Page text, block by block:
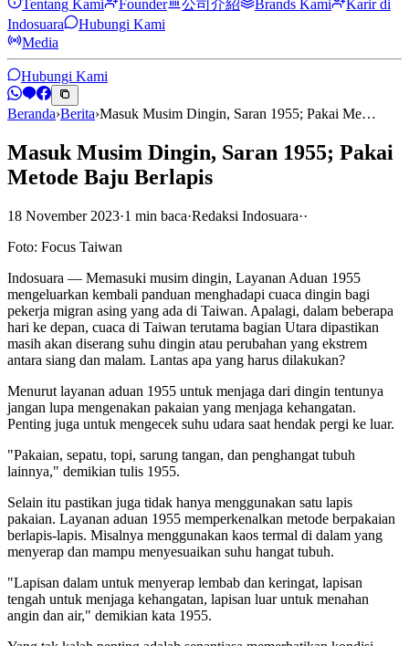
Tentang Kami Founder 公司介紹 Brands Kami
Karir di
Indosuara
Hubungi Kami
Media
Hubungi Kami
Beranda›Berita›Masuk Musim Dingin, Saran 1955; Pakai Me…
Masuk Musim Dingin, Saran 1955; Pakai
Metode Baju Berlapis
18 November 2023·1 min baca·Redaksi Indosuara··
Foto: Focus Taiwan
Indosuara — Memasuki musim dingin, Layanan Aduan 1955
mengeluarkan kembali panduan menghadapi cuaca dingin bagi
pekerja migran asing yang ada di Taiwan. Apalagi, dalam beberapa
hari ke depan, cuaca di Taiwan terutama bagian Utara dipastikan
masih akan diserang suhu dingin atau perubahan yang ekstrem
antara siang dan malam. Lantas apa yang harus dilakukan?
Menurut layanan aduan 1955 untuk menjaga dari dingin tentunya
jangan lupa mengenakan pakaian yang menjaga kehangatan.
Penting juga untuk mengecek suhu udara saat hendak pergi ke luar.
"Pakaian, sepatu, topi, sarung tangan, dan penghangat tubuh
lainnya," demikian tulis 1955.
Selain itu pastikan juga tidak hanya menggunakan satu lapis
pakaian. Layanan aduan 1955 memperkenalkan metode berpakaian
berlapis-lapis. Misalnya menggunakan kaos termal di dalam yang
menyerap dan mampu menyesuaikan suhu hangat tubuh.
"Lapisan dalam untuk menyerap lembab dan keringat, lapisan
tengah untuk menjaga kehangatan, lapisan luar untuk menahan
angin dan air," demikian kata 1955.